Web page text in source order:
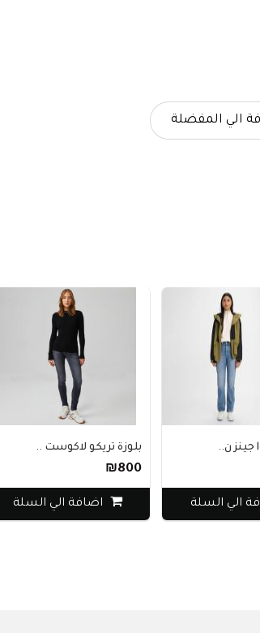
الي المفضلة
الي السلة
بلوزة تريكو لاكوست ..
₪800
اضافة الي السلة